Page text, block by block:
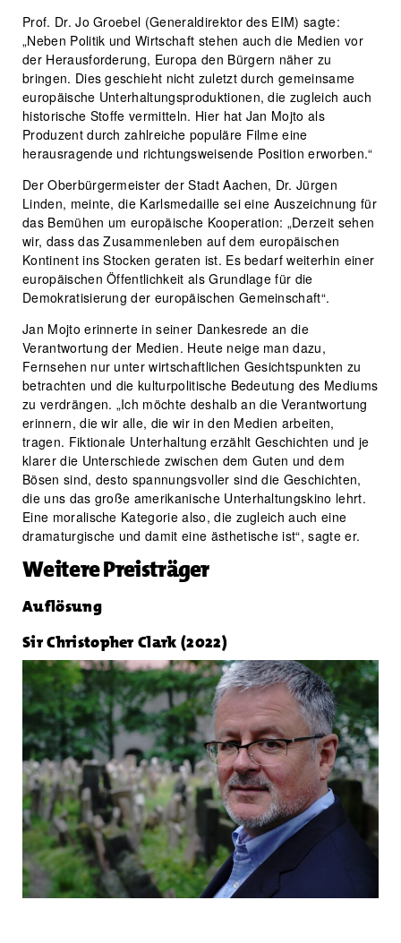
Prof. Dr. Jo Groebel (Generaldirektor des EIM) sagte:
„Neben Politik und Wirtschaft stehen auch die Medien vor
der Herausforderung, Europa den Bürgern näher zu
bringen. Dies geschieht nicht zuletzt durch gemeinsame
europäische Unterhaltungsproduktionen, die zugleich auch
historische Stoffe vermitteln. Hier hat Jan Mojto als
Produzent durch zahlreiche populäre Filme eine
herausragende und richtungsweisende Position erworben.“
Der Oberbürgermeister der Stadt Aachen, Dr. Jürgen
Linden, meinte, die Karlsmedaille sei eine Auszeichnung für
das Bemühen um europäische Kooperation: „Derzeit sehen
wir, dass das Zusammenleben auf dem europäischen
Kontinent ins Stocken geraten ist. Es bedarf weiterhin einer
europäischen Öffentlichkeit als Grundlage für die
Demokratisierung der europäischen Gemeinschaft“.
Jan Mojto erinnerte in seiner Dankesrede an die
Verantwortung der Medien. Heute neige man dazu,
Fernsehen nur unter wirtschaftlichen Gesichtspunkten zu
betrachten und die kulturpolitische Bedeutung des Mediums
zu verdrängen. „Ich möchte deshalb an die Verantwortung
erinnern, die wir alle, die wir in den Medien arbeiten,
tragen. Fiktionale Unterhaltung erzählt Geschichten und je
klarer die Unterschiede zwischen dem Guten und dem
Bösen sind, desto spannungsvoller sind die Geschichten,
die uns das große amerikanische Unterhaltungskino lehrt.
Eine moralische Kategorie also, die zugleich auch eine
dramaturgische und damit eine ästhetische ist“, sagte er.
Weitere Preisträger
Auflösung
Sir Christopher Clark (2022)